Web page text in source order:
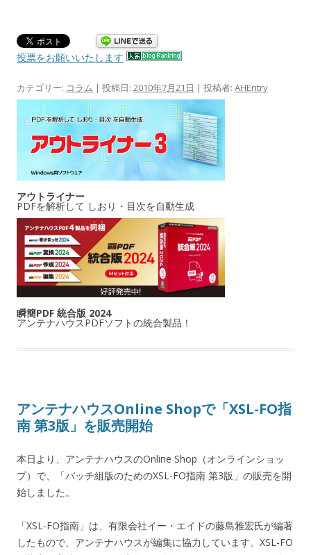
投票をお願いいたします
カテゴリー: コラム | 投稿日: 2010年7月21日 | 投稿者: AHEntry
アウトライナー
PDFを解析して しおり・目次を自動生成
瞬簡PDF 統合版 2024
アンテナハウスPDFソフトの統合製品！
アンテナハウスOnline Shopで「XSL-FO指
南 第3版」を販売開始
本日より、アンテナハウスのOnline Shop（オンラインショッ
プ）で、「バッチ組版のためのXSL-FO指南 第3版」の販売を開
始しました。
「XSL-FO指南」は、有限会社イー・エイドの藤島雅宏氏が編著
したもので、アンテナハウスが編集に協力しています。XSL-FO